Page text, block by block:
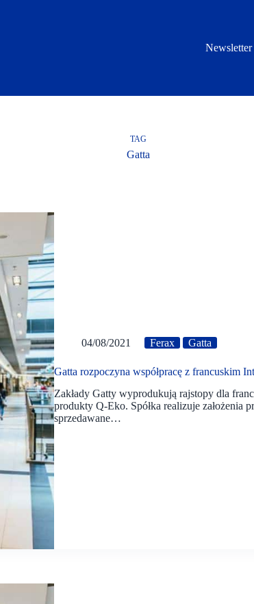
Newsletter
TAG
Gatta
04/08/2021 Ferax Gatta
Gatta rozpoczyna współpracę z francuskim
Zakłady Gatty wyprodukują rajstopy dla
produkty Q-Eko. Spółka realizuje założenia
sprzedawane…